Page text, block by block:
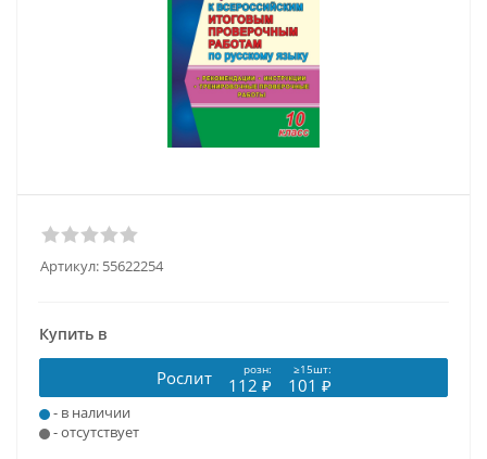
Артикул: 55622254
Купить в
Рослит розн: ≥15шт:
112 ₽ 101 ₽
- в наличии
- отсутствует